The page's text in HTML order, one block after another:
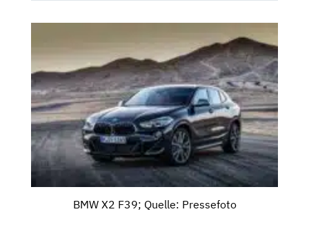
BMW X2 F39; Quelle: Pressefoto